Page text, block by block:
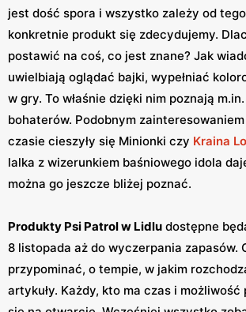
jest dość spora i wszystko zależy od
konkretnie produkt się zdecydujemy.
postawić na coś, co jest znane? Jak
uwielbiają oglądać bajki, wypełniać
w gry. To właśnie dzięki nim poznają
bohaterów. Podobnym
czasie cieszyły się Minionki czy Kraina
lalka z wizerunkiem baśniowego idola
można go jeszcze bliżej poznać.
Produkty Psi Patrol w Lidlu dostępne
8 listopada aż do wyczerpania zapasów.
przypominać, o tempie, w jakim
artykuły. Każdy, kto ma czas i